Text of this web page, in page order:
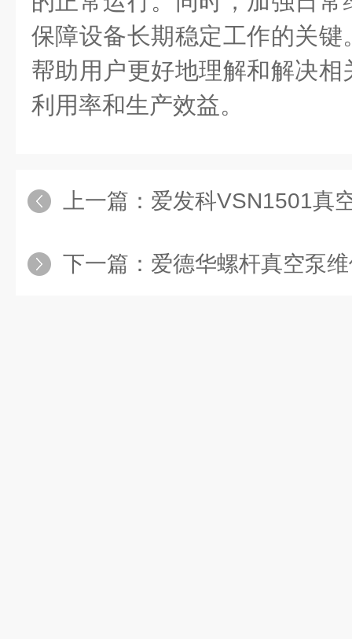
保障设备长期稳定工作的关
帮助用户更好地理解和解决
利用率和生产效益。
上一篇： 爱发科VSN1501真空泵
下一篇： 爱德华螺杆真空泵维修确保